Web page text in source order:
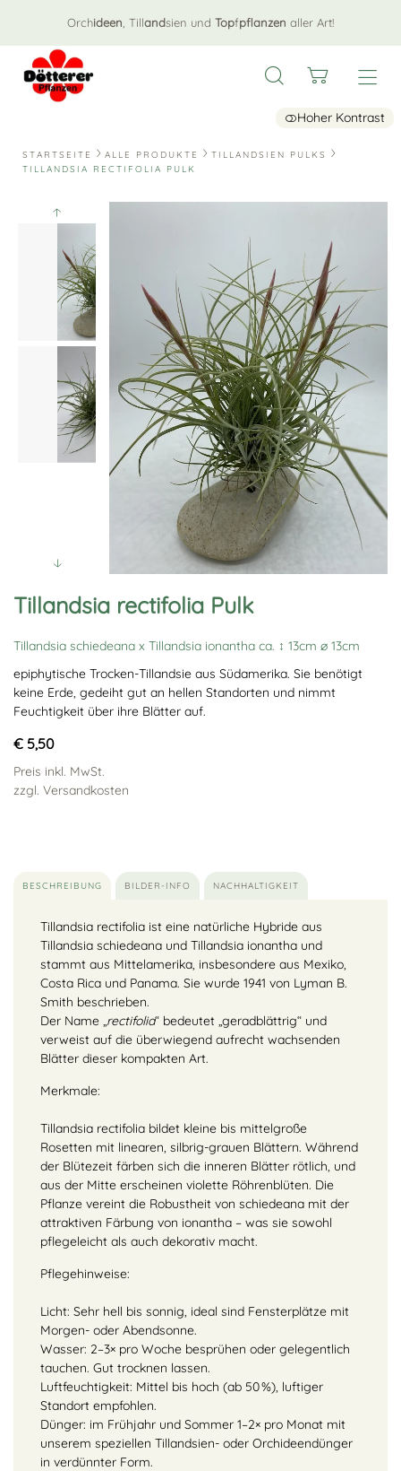
Orchideen , Tillandsien und Topfpflanzen aller Art!
Hoher Kontrast
STARTSEITE ALLE PRODUKTE
TILLANDSIEN PULKS
TILLANDSIA RECTIFOLIA PULK
Tillandsia rectifolia Pulk
Tillandsia schiedeana x Tillandsia ionantha ca. ↕ 13cm ∅ 13cm
epiphytische Trocken-Tillandsie aus Südamerika. Sie benötigt
keine Erde, gedeiht gut an hellen Standorten und nimmt
Feuchtigkeit über ihre Blätter auf.
€ 5,50
Preis inkl. MwSt.
zzgl. Versandkosten
BESCHREIBUNG BILDER-INFO NACHHALTIGKEIT
Tillandsia rectifolia ist eine natürliche Hybride aus
Tillandsia schiedeana und Tillandsia ionantha und
stammt aus Mittelamerika, insbesondere aus Mexiko,
Costa Rica und Panama. Sie wurde 1941 von Lyman B.
Smith beschrieben.
Der Name „rectifolia“ bedeutet „geradblättrig“ und
verweist auf die überwiegend aufrecht wachsenden
Blätter dieser kompakten Art.
Merkmale:
Tillandsia rectifolia bildet kleine bis mittelgroße
Rosetten mit linearen, silbrig-grauen Blättern. Während
der Blütezeit färben sich die inneren Blätter rötlich, und
aus der Mitte erscheinen violette Röhrenblüten. Die
Pflanze vereint die Robustheit von schiedeana mit der
attraktiven Färbung von ionantha – was sie sowohl
pflegeleicht als auch dekorativ macht.
Pflegehinweise:
Licht: Sehr hell bis sonnig, ideal sind Fensterplätze mit
Morgen- oder Abendsonne.
Wasser: 2–3× pro Woche besprühen oder gelegentlich
tauchen. Gut trocknen lassen.
Luftfeuchtigkeit: Mittel bis hoch (ab 50 %), luftiger
Standort empfohlen.
Dünger: im Frühjahr und Sommer 1–2× pro Monat mit
unserem speziellen Tillandsien- oder Orchideendünger
in verdünnter Form.